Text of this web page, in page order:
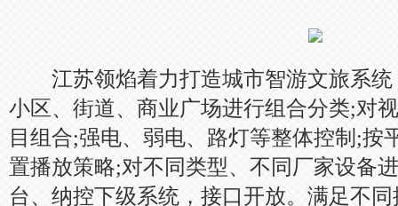
江苏领焰着力打造城市智游文旅系统
小区、街道、商业广场进行组合分类;对
目组合;强电、弱电、路灯等整体控制;按
置播放策略;对不同类型、不同厂家设备
台、纳控下级系统，接口开放。满足不